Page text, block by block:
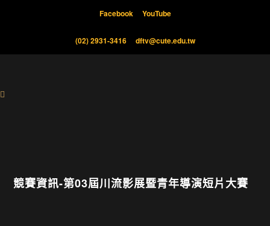
Facebook YouTube
(02) 2931-3416 dftv@cute.edu.tw
競賽資訊-第03屆川流影展暨青年導演短片大賽